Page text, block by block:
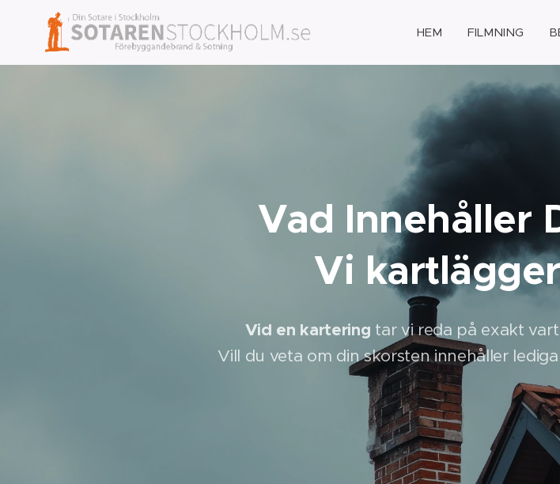
HEM FILMNING
Vad Innehåller
Vi kartlägger
Vid en kartering tar vi reda på exakt
Vill du veta om din skorsten innehåller